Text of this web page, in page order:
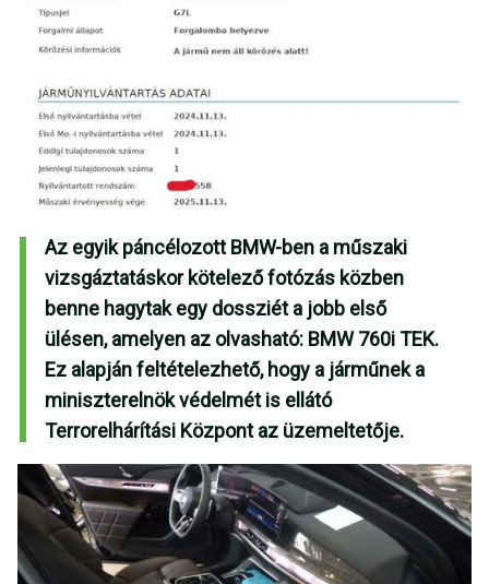
Az egyik páncélozott BMW-ben a műszaki
vizsgáztatáskor kötelező fotózás közben
benne hagytak egy dossziét a jobb első
ülésen, amelyen az olvasható: BMW 760i TEK.
Ez alapján feltételezhető, hogy a járműnek a
miniszterelnök védelmét is ellátó
Terrorelhárítási Központ az üzemeltetője.